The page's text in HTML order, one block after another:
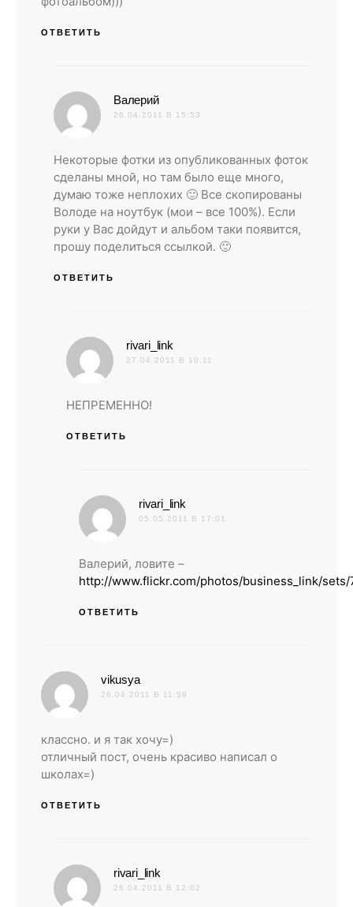
ОТВЕТИТЬ
Валерий:
26.04.2011 В 15:53
Некоторые фотки из опубликованных фоток
сделаны мной, но там было еще много,
думаю тоже неплохих 🙂 Все скопированы
Володе на ноутбук (мои – все 100%). Если
руки у Вас дойдут и альбом таки появится,
прошу поделиться ссылкой. 🙂
ОТВЕТИТЬ
rivari_link
27.04.2011 В 10:11
НЕПРЕМЕННО!
ОТВЕТИТЬ
rivari_link
05.05.2011 В 17:01
Валерий, ловите –
http://www.flickr.com/photos/business_link/sets/
ОТВЕТИТЬ
vikusya:
26.04.2011 В 11:59
классно. и я так хочу=)
отличный пост, очень красиво написал о
школах=)
ОТВЕТИТЬ
rivari_link
26.04.2011 В 12:02